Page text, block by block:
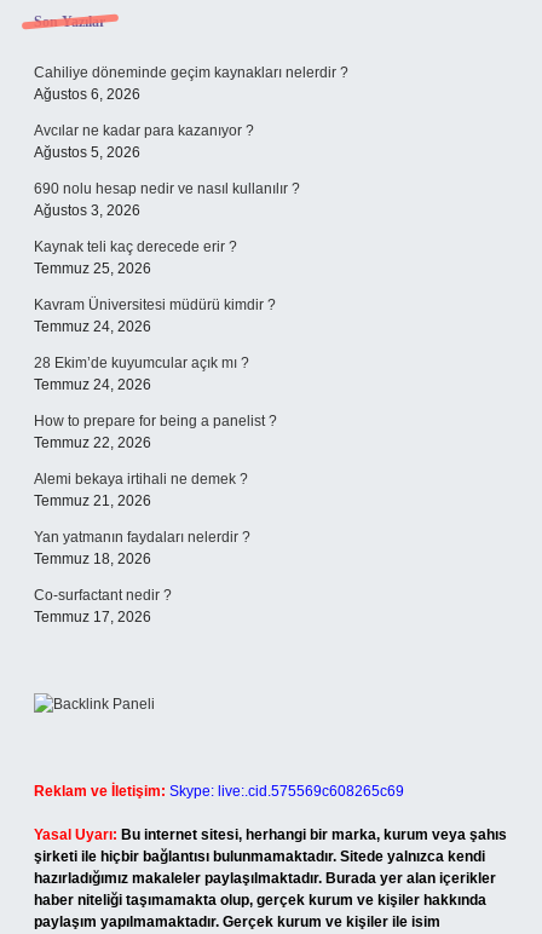
Sidebar
Son Yazılar
Cahiliye döneminde geçim kaynakları nelerdir ?
Ağustos 6, 2026
Avcılar ne kadar para kazanıyor ?
Ağustos 5, 2026
690 nolu hesap nedir ve nasıl kullanılır ?
Ağustos 3, 2026
Kaynak teli kaç derecede erir ?
Temmuz 25, 2026
Kavram Üniversitesi müdürü kimdir ?
Temmuz 24, 2026
28 Ekim’de kuyumcular açık mı ?
Temmuz 24, 2026
How to prepare for being a panelist ?
Temmuz 22, 2026
Alemi bekaya irtihali ne demek ?
Temmuz 21, 2026
Yan yatmanın faydaları nelerdir ?
Temmuz 18, 2026
Co-surfactant nedir ?
Temmuz 17, 2026
Reklam ve İletişim: Skype: live:.cid.575569c608265c69
Yasal Uyarı: Bu internet sitesi, herhangi bir marka, kurum veya şahıs
şirketi ile hiçbir bağlantısı bulunmamaktadır. Sitede yalnızca kendi
hazırladığımız makaleler paylaşılmaktadır. Burada yer alan içerikler
haber niteliği taşımamakta olup, gerçek kurum ve kişiler hakkında
paylaşım yapılmamaktadır. Gerçek kurum ve kişiler ile isim